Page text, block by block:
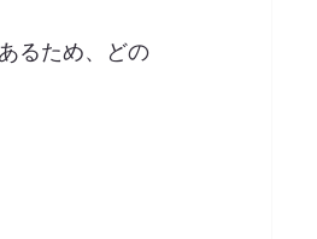
るため、どの